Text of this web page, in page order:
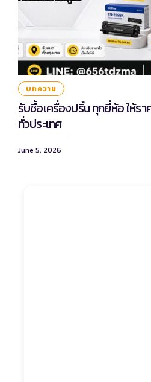
บทความ
รับซื้อเครื่องปริ้น ทุกยี่ห้อ ให้ร
ทั่วประเทศ
June 5, 2026